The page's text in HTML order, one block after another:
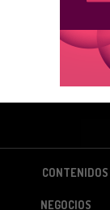
CONTENIDOS
NEGOCIOS